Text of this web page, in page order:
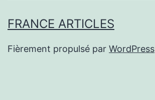
FRANCE ARTICLES
Fièrement propulsé par WordPress